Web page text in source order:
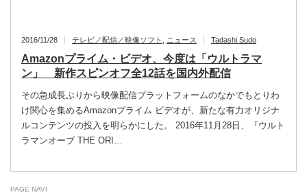
2016/11/28 テレビ／配信／映像ソフト ニュース Tadashi Sudo
Amazonプライム・ビデオ、今度は「ウルトラマ
ン」 新作スピンオフ全12話を国内外配信
その急成長ぶりから映像配信プラットフォームのなかでもとりわ
け関心を集めるAmazonプライム ビデオが、新たな有力オリジナ
ルコンテンツの投入を明らかにした。 2016年11月28日、『ウルト
ラマンオーブ THE ORI…
PAGE NAVI